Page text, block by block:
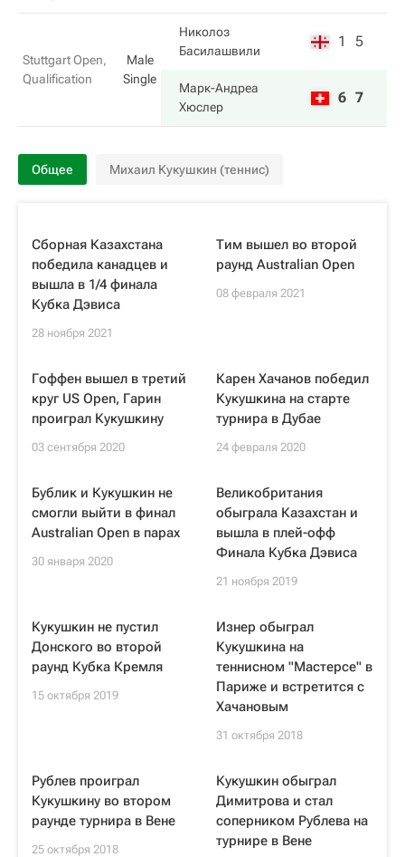
Stuttgart Open,
Qualification
Male
Single
Николоз
Басилашвили
1 5
Марк-Андреа
Хюслер
6 7
Общее Михаил Кукушкин (теннис)
Сборная Казахстана
победила канадцев и
вышла в 1/4 финала
Кубка Дэвиса
28 ноября 2021
Тим вышел во второй
раунд Australian Open
08 февраля 2021
Гоффен вышел в третий
круг US Open, Гарин
проиграл Кукушкину
03 сентября 2020
Карен Хачанов победил
Кукушкина на старте
турнира в Дубае
24 февраля 2020
Бублик и Кукушкин не
смогли выйти в финал
Australian Open в парах
30 января 2020
Великобритания
обыграла Казахстан и
вышла в плей-офф
Финала Кубка Дэвиса
21 ноября 2019
Кукушкин не пустил
Донского во второй
раунд Кубка Кремля
15 октября 2019
Изнер обыграл
Кукушкина на
теннисном "Мастерсе" в
Париже и встретится с
Хачановым
31 октября 2018
Рублев проиграл
Кукушкину во втором
раунде турнира в Вене
25 октября 2018
Кукушкин обыграл
Димитрова и стал
соперником Рублева на
турнире в Вене